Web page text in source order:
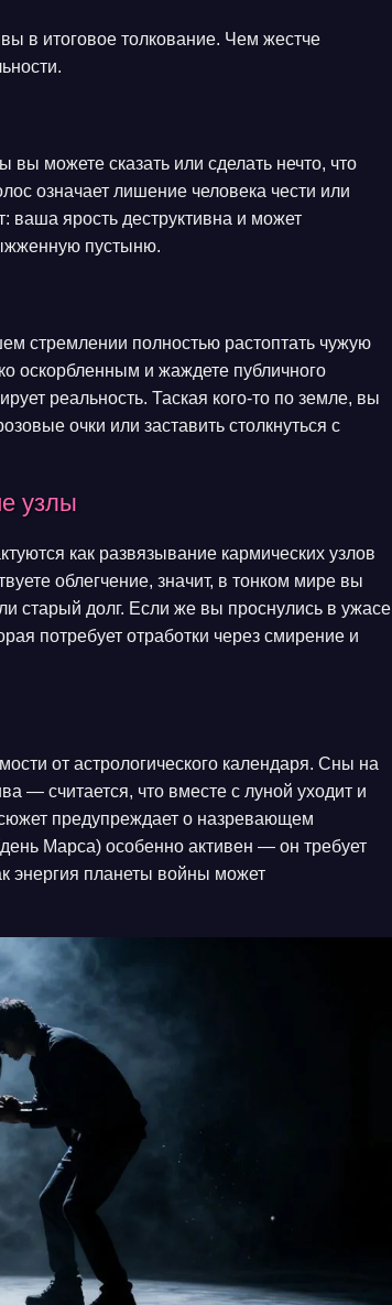
в итоговое толкование. Чем жестче
можете сказать или сделать нечто, что
означает лишение человека чести или
ваша ярость деструктивна и может
пустыню.
стремлении полностью растоптать чужую
оскорбленным и жаждете публичного
реальность. Таская кого-то по земле, вы
очки или заставить столкнуться с
узлы
как развязывание кармических узлов
облегчение, значит, в тонком мире вы
старый долг. Если же вы проснулись в ужасе
потребует отработки через смирение и
от астрологического календаря. Сны на
— считается, что вместе с луной уходит и
предупреждает о назревающем
Марса) особенно активен — он требует
энергия планеты войны может